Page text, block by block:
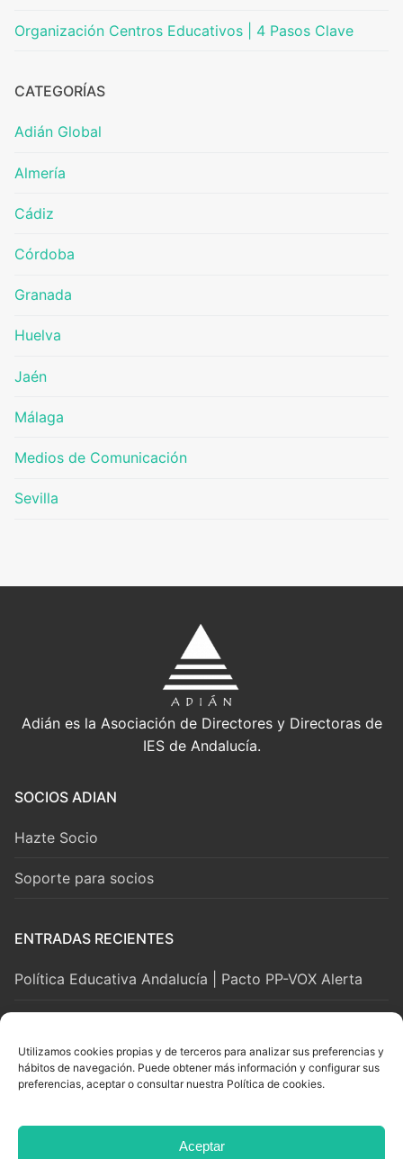
Utilizamos cookies propias y de terceros para analizar sus preferencias y
hábitos de navegación. Puede obtener más información y configurar sus
preferencias, aceptar o consultar nuestra Política de cookies.
Aceptar
Organización Centros Educativos | 4 Pasos Clave
CATEGORÍAS
Adián Global
Almería
Cádiz
Córdoba
Granada
Huelva
Jaén
Málaga
Medios de Comunicación
Sevilla
Adián es la Asociación de Directores y Directoras de
IES de Andalucía.
SOCIOS ADIAN
Hazte Socio
Soporte para socios
ENTRADAS RECIENTES
Política Educativa Andalucía | Pacto PP-VOX Alerta
LEGAL Y SOPORTE